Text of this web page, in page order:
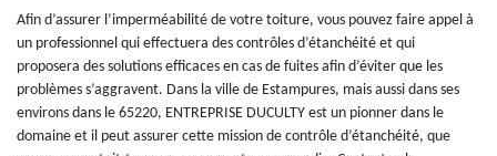
Afin d’assurer l’imperméabilité de votre toiture, vous pouvez faire appel à
un professionnel qui effectuera des contrôles d’étanchéité et qui
proposera des solutions efficaces en cas de fuites afin d’éviter que les
problèmes s’aggravent. Dans la ville de Estampures, mais aussi dans ses
environs dans le 65220, ENTREPRISE DUCULTY est un pionner dans le
domaine et il peut assurer cette mission de contrôle d’étanchéité, que